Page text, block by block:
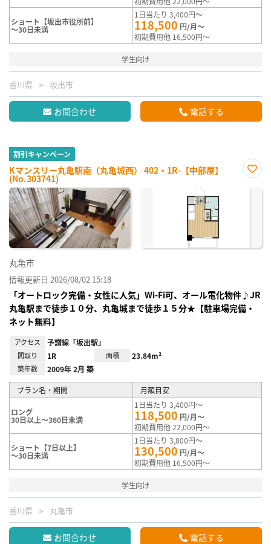
ショート【坂出市役所前】
～30日未満
1日当たり 3,400円～
118,500 円/月～
初期費用他 16,500円～
学生向け
香川県 坂出市
お問合わせ 電話する
割引キャンペーン
Kマンスリー丸亀駅南（丸亀城西） 402・1R-【中部屋】
(No.303741)
に入
丸亀市
情報更新日 2026/08/02 15:18
「オートロック完備・女性に人気」Wi-Fi可、オール電化物件♪JR
丸亀駅まで徒歩１０分、丸亀城まで徒歩１５分★【駐車場完備・
ネット無料】
アクセス 予讃線「坂出駅」
間取り 1R 面積 23.84m²
築年数 2009年 2月 築
プラン名・期間 月額目安
ロング
30日以上～360日未満
1日当たり 3,400円～
118,500 円/月～
初期費用他 22,000円～
ショート【7日以上】
～30日未満
1日当たり 3,800円～
130,500 円/月～
初期費用他 16,500円～
学生向け
香川県 丸亀市
お問合わせ 電話する